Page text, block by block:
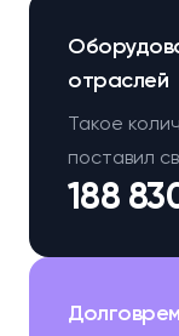
188
отраслей
Такое
поставил